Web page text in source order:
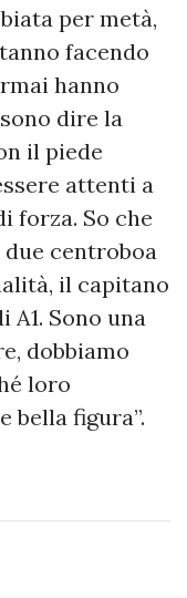
per metà,
facendo
hanno
dire la
il piede
attenti a
forza. So che
centroboa
il capitano
Sono una
dobbiamo
loro
bella figura”.